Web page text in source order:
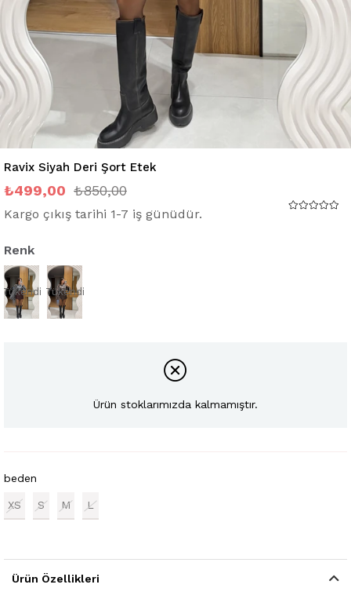
Ravix Siyah Deri Şort Etek
₺850,00
₺499,00
Kargo çıkış tarihi 1-7 iş günüdür.
Renk
Tükendi Tükendi
Ürün stoklarımızda kalmamıştır.
beden
XS S M L
Ürün Özellikleri